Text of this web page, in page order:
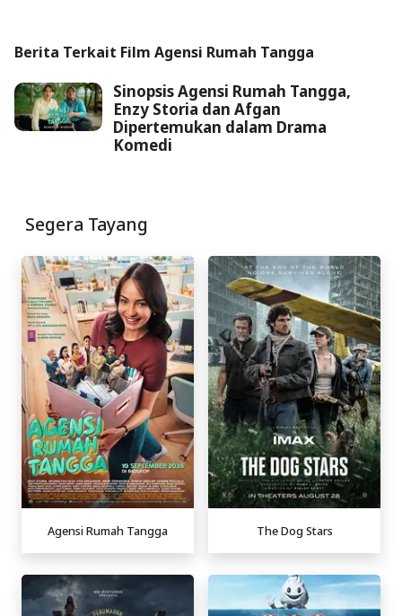
Berita Terkait Film Agensi Rumah Tangga
Sinopsis Agensi Rumah Tangga,
Enzy Storia dan Afgan
Dipertemukan dalam Drama
Komedi
Segera Tayang
Agensi Rumah Tangga The Dog Stars